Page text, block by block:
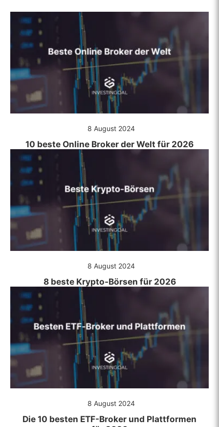
8 August 2024
10 beste Online Broker der Welt für 2026
8 August 2024
8 beste Krypto-Börsen für 2026
8 August 2024
Die 10 besten ETF-Broker und Plattformen